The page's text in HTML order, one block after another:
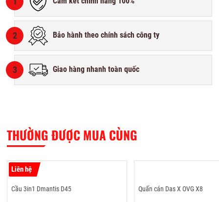
2 Bảo hành theo chính sách công ty
3 Giao hàng nhanh toàn quốc
THƯỜNG ĐƯỢC MUA CÙNG
Liên hệ
Cầu 3in1 Dmantis D45 Quấn cán Das X OVG X8